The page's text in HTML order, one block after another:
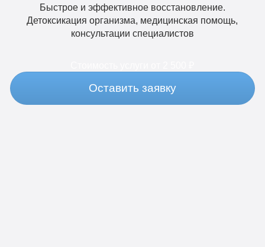
Быстрое и эффективное восстановление.
Детоксикация организма, медицинская помощь,
консультации специалистов
Оставить заявку